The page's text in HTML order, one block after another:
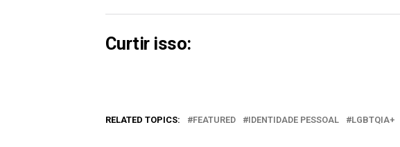
Curtir isso:
RELATED TOPICS: FEATURED IDENTIDADE PESSOAL LGBTQIA+